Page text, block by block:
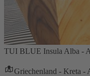
TUI BLUE Insula Alba -
Griechenland - Kreta -